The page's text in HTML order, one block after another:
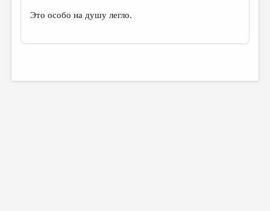
Это особо на душу легло.